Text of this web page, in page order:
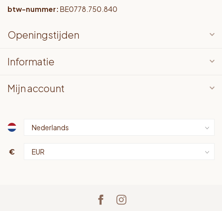
btw-nummer: BE0778.750.840
Openingstijden
Informatie
Mijn account
€